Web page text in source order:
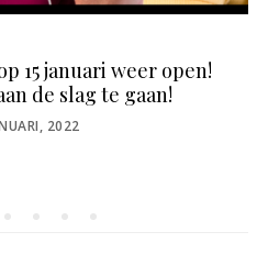
15 januari weer open!
de slag te gaan!
2022